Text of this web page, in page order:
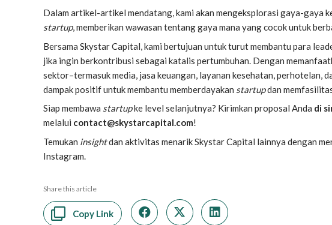
Dalam artikel-artikel mendatang, kami akan mengeksplorasi gaya-gaya
startup, memberikan wawasan tentang gaya mana yang cocok untuk
Bersama Skystar Capital, kami bertujuan untuk turut membantu para
jika ingin berkontribusi sebagai katalis pertumbuhan. Dengan
sektor–termasuk media, jasa keuangan, layanan kesehatan, perhotelan,
dampak positif untuk membantu memberdayakan startupdan
Siap membawa startupke level selanjutnya? Kirimkan proposal Anda di
melalui contact@skystarcapital.com!
Temukan insightdan aktivitas menarik Skystar Capital lainnya dengan
Instagram.
Share this article
Copy Link